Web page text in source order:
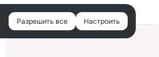
Войти
Разрешить все Настроить